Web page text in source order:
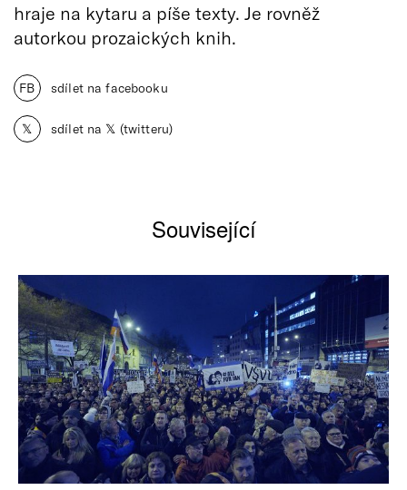
hraje na kytaru a píše texty. Je rovněž
autorkou prozaických knih.
FB sdílet na facebooku
𝕏 sdílet na 𝕏 (twitteru)
Související